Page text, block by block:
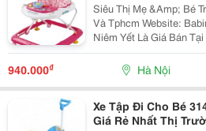
Siêu Thị Mẹ &Amp; Bé Trực
Và Tphcm Website: Babimart.com ****Lưu Ý : Giá Bán
Niêm Yết Là Giá Bán
Có Thể Cao Hoặc Thấp
Phí Vận Chuyển, Chi Tiết
940.000₫ Hà Nội
Xe Tập Đi Cho Bé
Giá Rẻ Nhất Thị